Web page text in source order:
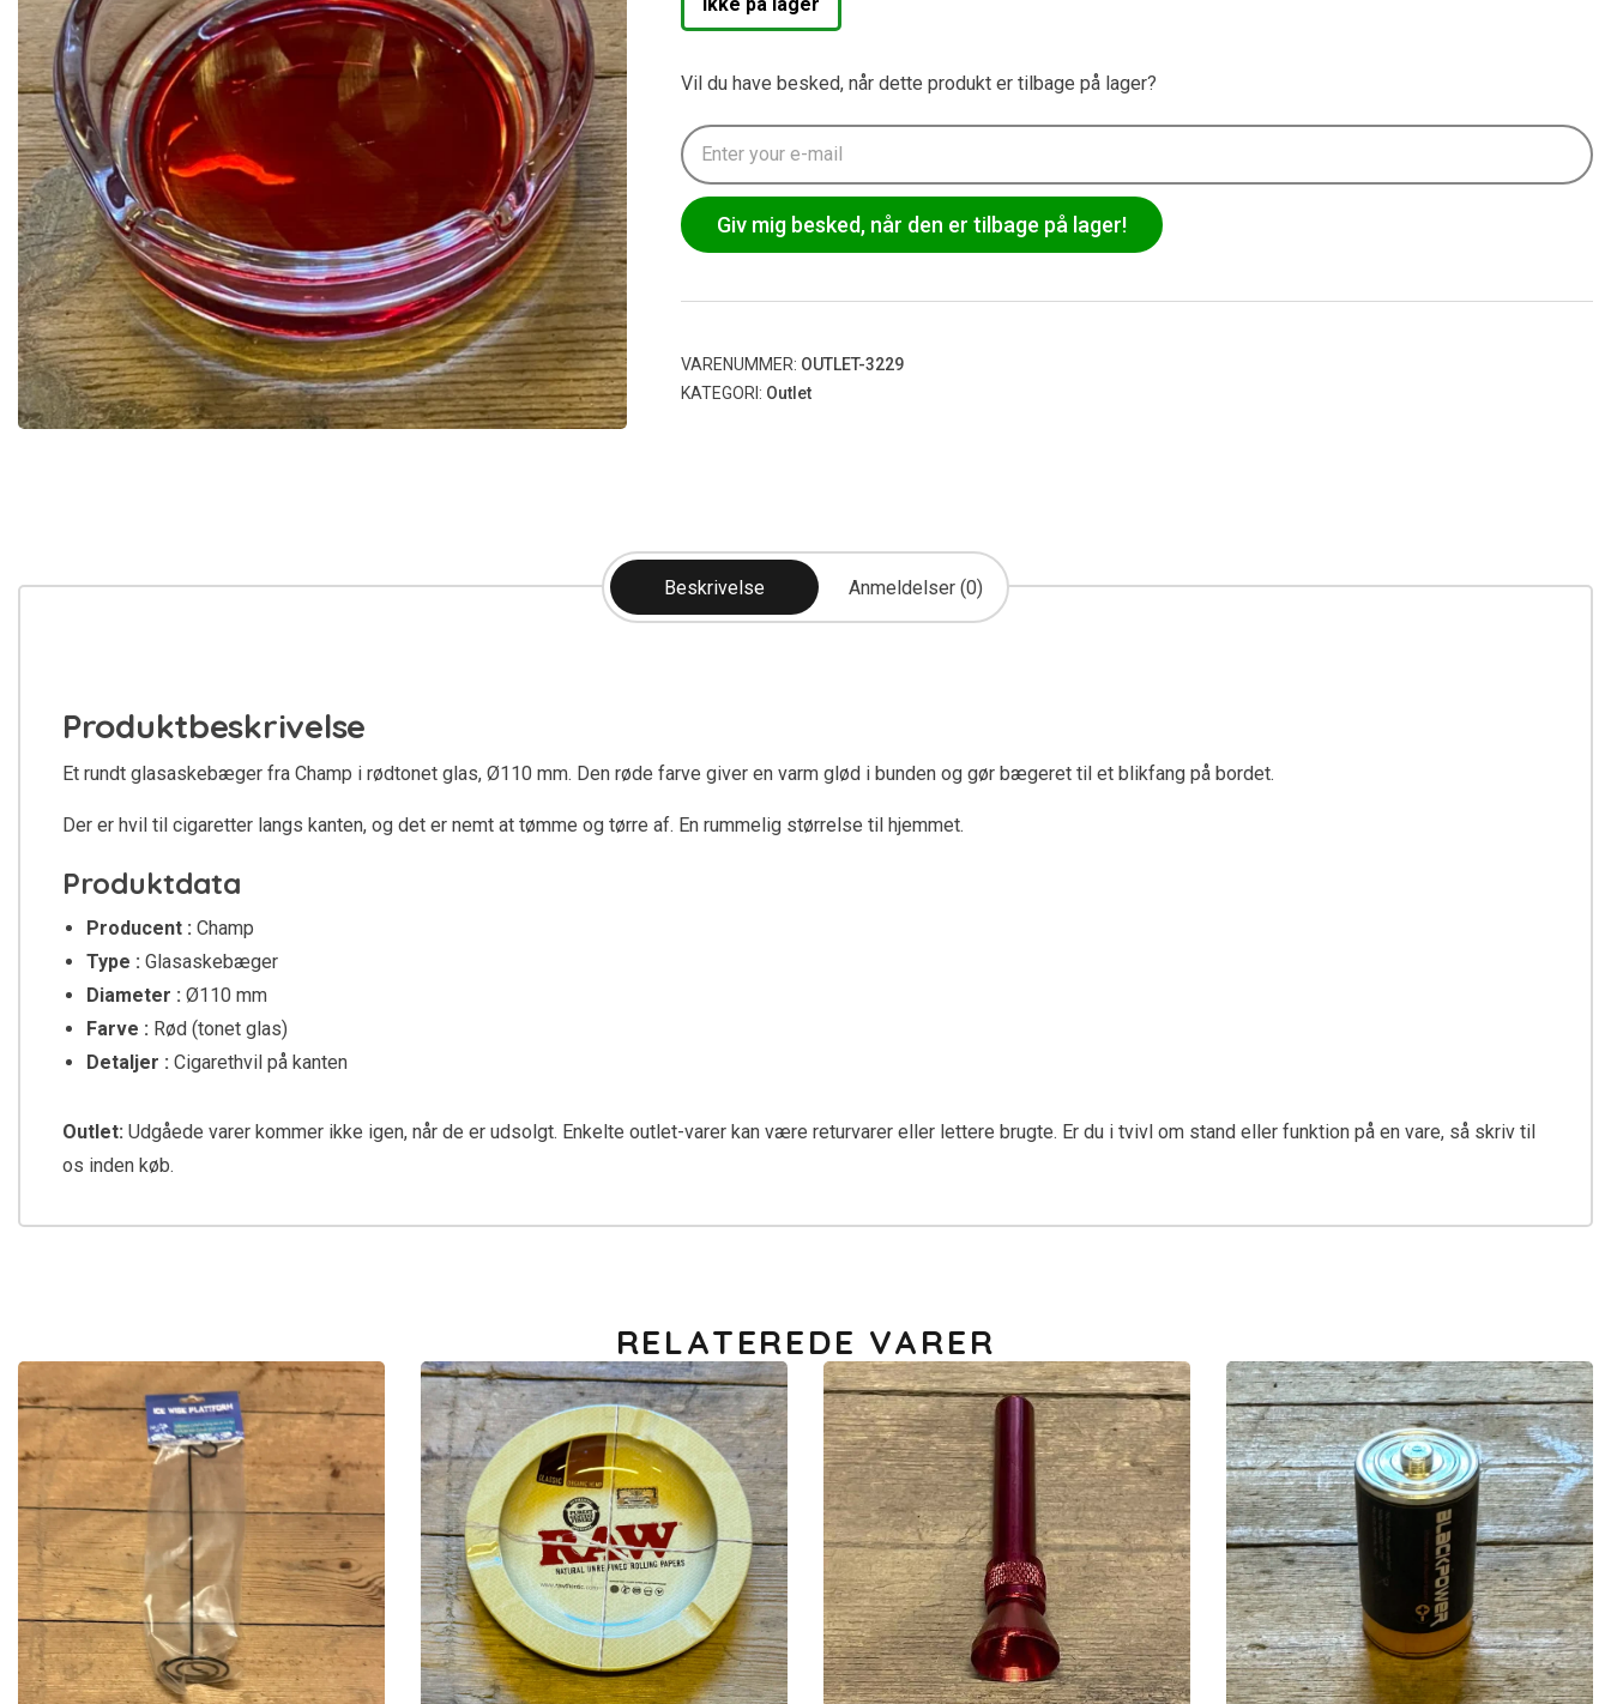
Vil du have besked, når dette produkt er tilbage på lager?
Giv mig besked, når den er tilbage på lager!
VARENUMMER: OUTLET-3229
KATEGORI: Outlet
Beskrivelse Anmeldelser (0)
Produktbeskrivelse
Et rundt glasaskebæger fra Champ i rødtonet glas, Ø110 mm. Den røde farve giver en varm glød i bunden og gør bægeret til et blikfang på bordet.
Der er hvil til cigaretter langs kanten, og det er nemt at tømme og tørre af. En rummelig størrelse til hjemmet.
Produktdata
Producent : Champ
Type : Glasaskebæger
Diameter : Ø110 mm
Farve : Rød (tonet glas)
Detaljer : Cigarethvil på kanten
Outlet: Udgåede varer kommer ikke igen, når de er udsolgt. Enkelte outlet-varer kan være returvarer eller lettere brugte. Er du i tvivl om stand eller funktion på en vare, så skriv til
os inden køb.
RELATEREDE VARER